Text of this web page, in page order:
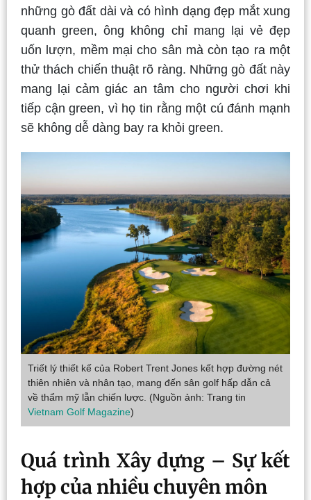
những gò đất dài và có hình dạng đẹp mắt xung
quanh green, ông không chỉ mang lại vẻ đẹp
uốn lượn, mềm mại cho sân mà còn tạo ra một
thử thách chiến thuật rõ ràng. Những gò đất này
mang lại cảm giác an tâm cho người chơi khi
tiếp cận green, vì họ tin rằng một cú đánh mạnh
sẽ không dễ dàng bay ra khỏi green.
Triết lý thiết kế của Robert Trent Jones kết hợp đường nét
thiên nhiên và nhân tạo, mang đến sân golf hấp dẫn cả
về thẩm mỹ lẫn chiến lược. (Nguồn ảnh: Trang tin
Vietnam Golf Magazine)
Quá trình Xây dựng – Sự kết
hợp của nhiều chuyên môn